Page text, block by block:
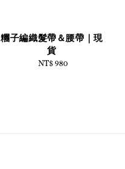
糰子編織髮帶＆腰帶｜現
貨
Regular
NT$ 980